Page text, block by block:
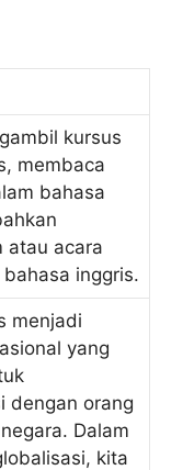
kursus
membaca
bahasa
atau acara
inggris.
menjadi
yang
dengan orang
Dalam
kita